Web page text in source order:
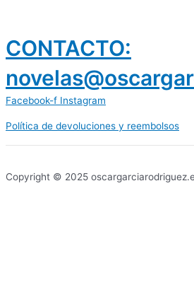
CONTACTO:
Facebook-f Instagram
Política de devoluciones y reembolsos
Copyright © 2025